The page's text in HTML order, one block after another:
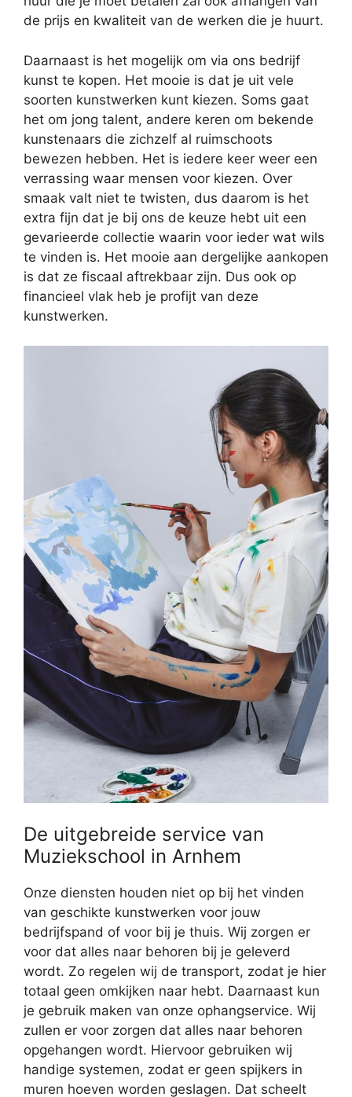
de prijs en kwaliteit van de werken die je huurt.
Daarnaast is het mogelijk om via ons bedrijf
kunst te kopen. Het mooie is dat je uit vele
soorten kunstwerken kunt kiezen. Soms gaat
het om jong talent, andere keren om bekende
kunstenaars die zichzelf al ruimschoots
bewezen hebben. Het is iedere keer weer een
verrassing waar mensen voor kiezen. Over
smaak valt niet te twisten, dus daarom is het
extra fijn dat je bij ons de keuze hebt uit een
gevarieerde collectie waarin voor ieder wat wils
te vinden is. Het mooie aan dergelijke aankopen
is dat ze fiscaal aftrekbaar zijn. Dus ook op
financieel vlak heb je profijt van deze
kunstwerken.
De uitgebreide service van
Muziekschool in Arnhem
Onze diensten houden niet op bij het vinden
van geschikte kunstwerken voor jouw
bedrijfspand of voor bij je thuis. Wij zorgen er
voor dat alles naar behoren bij je geleverd
wordt. Zo regelen wij de transport, zodat je hier
totaal geen omkijken naar hebt. Daarnaast kun
je gebruik maken van onze ophangservice. Wij
zullen er voor zorgen dat alles naar behoren
opgehangen wordt. Hiervoor gebruiken wij
handige systemen, zodat er geen spijkers in
muren hoeven worden geslagen. Dat scheelt